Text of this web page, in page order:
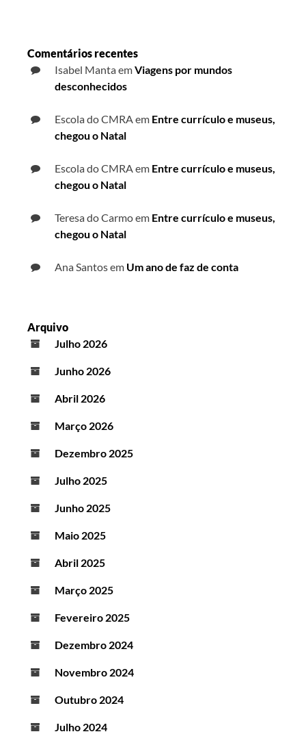
Comentários recentes
Isabel MantaemViagens por mundos
desconhecidos
Escola do CMRA em Entre currículo e museus,
chegou o Natal
Escola do CMRA em Entre currículo e museus,
chegou o Natal
Teresa do Carmoem Entre currículo e museus,
chegou o Natal
Ana Santosem Um ano de faz de conta
Arquivo
Julho 2026
Junho 2026
Abril 2026
Março 2026
Dezembro 2025
Julho 2025
Junho 2025
Maio 2025
Abril 2025
Março 2025
Fevereiro 2025
Dezembro 2024
Novembro 2024
Outubro 2024
Julho 2024